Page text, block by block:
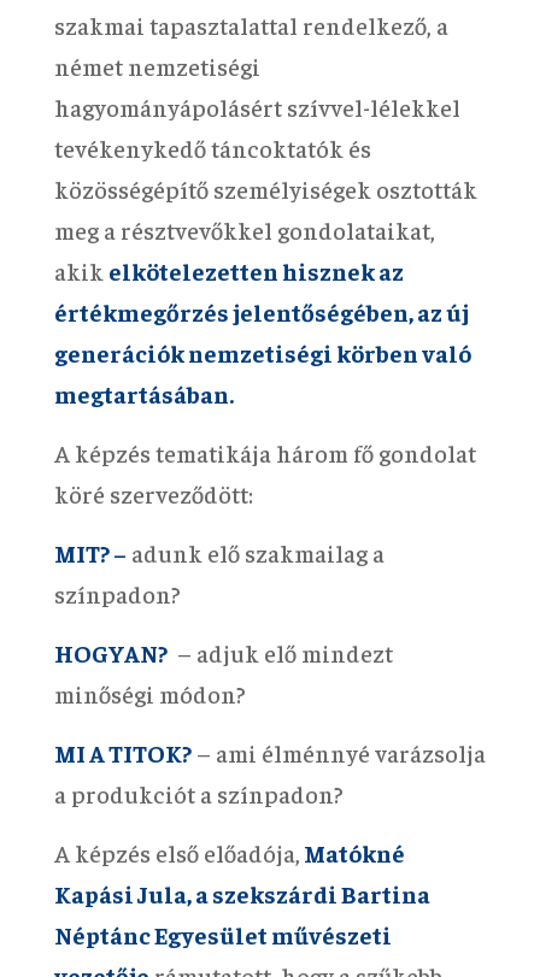
szakmai tapasztalattal rendelkező, a
német nemzetiségi
hagyományápolásért szívvel-lélekkel
tevékenykedő táncoktatók és
közösségépítő személyiségek osztották
meg a résztvevőkkel gondolataikat,
akik elkötelezetten hisznek az
értékmegőrzés jelentőségében, az új
generációk nemzetiségi körben való
megtartásában.
A képzés tematikája három fő gondolat
köré szerveződött:
MIT? – adunk elő szakmailag a
színpadon?
HOGYAN?– adjuk elő mindezt
minőségi módon?
MI A TITOK?– ami élménnyé varázsolja
a produkciót a színpadon?
A képzés első előadója, Matókné
Kapási Jula, a szekszárdi Bartina
Néptánc Egyesület művészeti